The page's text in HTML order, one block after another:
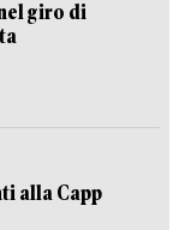
giro di
alla Capp